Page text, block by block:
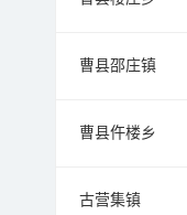
曹县邵庄镇
曹县仵楼乡
古营集镇